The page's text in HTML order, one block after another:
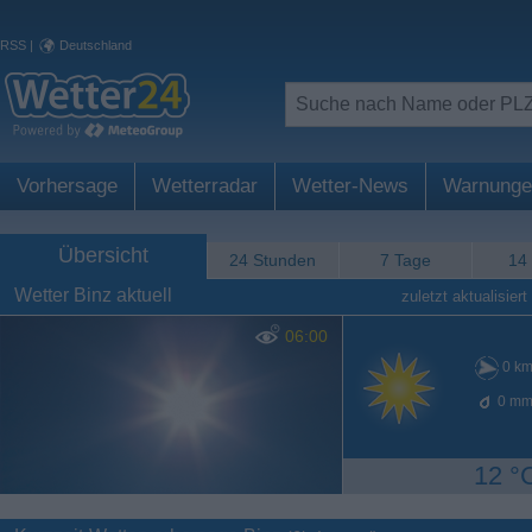
RSS | Deutschland
Vorhersage Wetterradar Wetter-News
Übersicht 24 Stunden 7 Tage 14
Wetter Binz aktuell zuletzt aktualisiert
06:00
0
0
12